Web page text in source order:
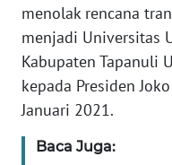
menolak rencana
menjadi Universitas
Kabupaten Tapanuli
kepada Presiden
Januari 2021.
Baca Juga:
REDAKSI
KARIR
DISCLAIMER